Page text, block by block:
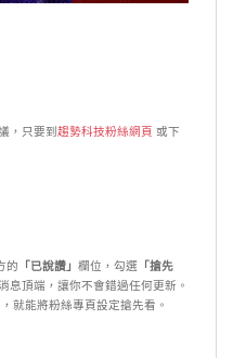
，只要到 趨勢科技粉絲網頁 或下
的 「已說讚」 欄位，勾選 「搶先
息頂端，讓你不會錯過任何更新。
就能將粉絲專頁設定搶先看。